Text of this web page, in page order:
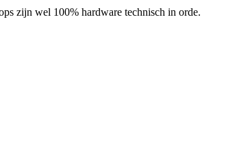
zijn wel 100% hardware technisch in orde.